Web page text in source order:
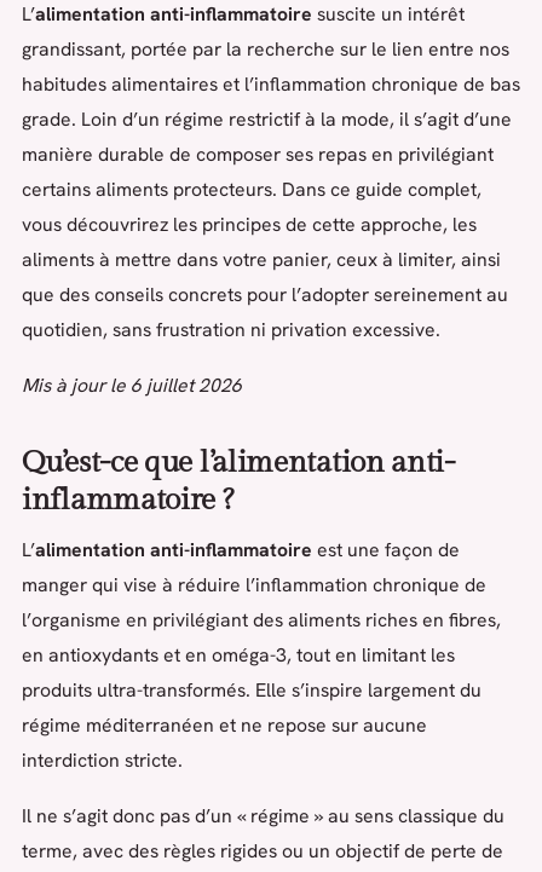
L’alimentation anti-inflammatoire suscite un intérêt
grandissant, portée par la recherche sur le lien entre nos
habitudes alimentaires et l’inflammation chronique de bas
grade. Loin d’un régime restrictif à la mode, il s’agit d’une
manière durable de composer ses repas en privilégiant
certains aliments protecteurs. Dans ce guide complet,
vous découvrirez les principes de cette approche, les
aliments à mettre dans votre panier, ceux à limiter, ainsi
que des conseils concrets pour l’adopter sereinement au
quotidien, sans frustration ni privation excessive.
Mis à jour le 6 juillet 2026
Qu’est-ce que l’alimentation anti-
inflammatoire ?
L’alimentation anti-inflammatoire est une façon de
manger qui vise à réduire l’inflammation chronique de
l’organisme en privilégiant des aliments riches en fibres,
en antioxydants et en oméga-3, tout en limitant les
produits ultra-transformés. Elle s’inspire largement du
régime méditerranéen et ne repose sur aucune
interdiction stricte.
Il ne s’agit donc pas d’un « régime » au sens classique du
terme, avec des règles rigides ou un objectif de perte de